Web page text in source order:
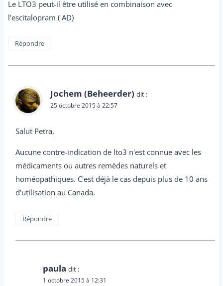
Le LTO3 peut-il être utilisé en combinaison avec
l'escitalopram ( AD)
Répondre
Jochem (Beheerder) dit :
25 octobre 2015 à 22:57
Salut Petra,
Aucune contre-indication de lto3 n'est connue avec les
médicaments ou autres remèdes naturels et
homéopathiques. C'est déjà le cas depuis plus de 10 ans
d'utilisation au Canada.
Répondre
paula dit :
1 octobre 2015 à 12:31